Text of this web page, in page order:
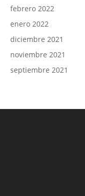
febrero 2022
enero 2022
diciembre 2021
noviembre 2021
septiembre 2021